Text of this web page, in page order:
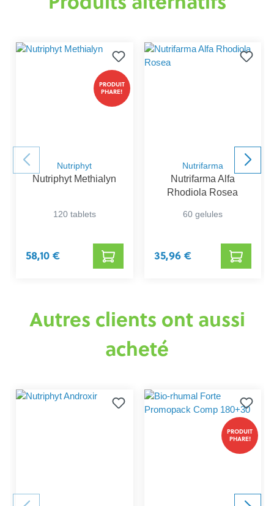
PRODUIT
PHARE!
Nutriphyt
Nutriphyt Methialyn
120 tablets
58,10 €
Nutrifarma
Nutrifarma Alfa
Rhodiola Rosea
60 gelules
35,96 €
Autres clients ont aussi
acheté
PRODUIT
PHARE!